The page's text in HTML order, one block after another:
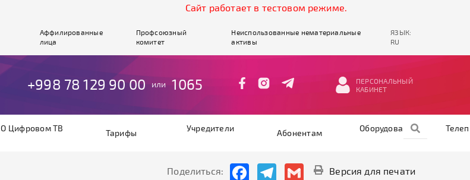
Cайт работает в тестовом режиме.
Аффилированные
лица
Профсоюзный
комитет
Неиспользованные нематериальные
активы
ЯЗЫК:
RU
+998 78 129 90 00 или 1065
ПЕРСОНАЛЬНЫЙ
КАБИНЕТ
О Цифровом ТВ Тарифы Учредители Абонентам Оборудование
Поделиться: FacebookTelegramGmail Версия для печати